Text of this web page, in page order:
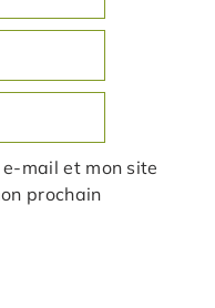
mail et mon site
prochain